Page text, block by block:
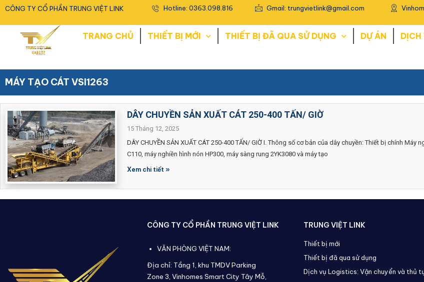
CÔNG TY CỔ PHẦN TRUNG VIỆT LINK Hotline: 0363.098.816 Gmail: trungvietlink@gmail.com
TRANG CHỦ THIẾT BỊ MỚI THIẾT BỊ ĐÃ QUA SỬ DỤNG DỰ ÁN DỊCH
MÁY TẠO CÁT VSI1263
DÂY CHUYỀN SẢN XUẤT CÁT 250-400 TẤN/ GIỜ
15 Tháng 12, 2025
DÂY CHUYỀN SẢN XUẤT CÁT 250-400 TẤN/ GIỜ I. Thông số cơ bản của dây chuyền: Thiết bị chính Máy
C110, máy nghiền hình nón HP300, máy sàng rung 2YK3080 và máy tạo
Xem chi tiết »
CÔNG TY CỔ PHẦN TRUNG VIỆT LINK
VĂN PHÒNG VIỆT NAM:
Địa chỉ: Tầng 1, khu TMDV Parking
Zone 3, Vinhomes Smart City Tây Mỗ,
TRUNG VIỆT LINK
Thiết bị mới
Thiết bị đã qua sử dụng
Dịch vụ Logistics: Vận chuyển và thủ